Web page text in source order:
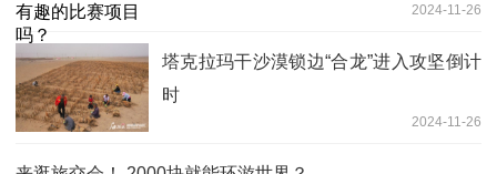
2024-11-26
塔克拉玛干沙漠锁边“合龙”进入攻坚倒计
时
2024-11-26